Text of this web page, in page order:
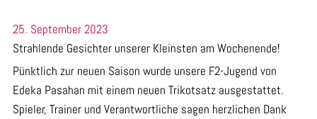
25. September 2023
Strahlende Gesichter unserer Kleinsten am Wochenende!
Pünktlich zur neuen Saison wurde unsere F2-Jugend von
Edeka Pasahan mit einem neuen Trikotsatz ausgestattet.
Spieler, Trainer und Verantwortliche sagen herzlichen Dank